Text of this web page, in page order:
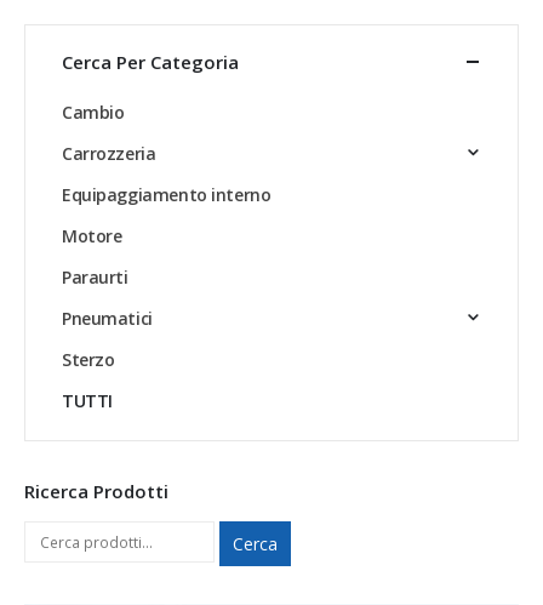
Cerca Per Categoria
Cambio
Carrozzeria
Equipaggiamento interno
Motore
Paraurti
Pneumatici
Sterzo
TUTTI
Ricerca Prodotti
Cerca